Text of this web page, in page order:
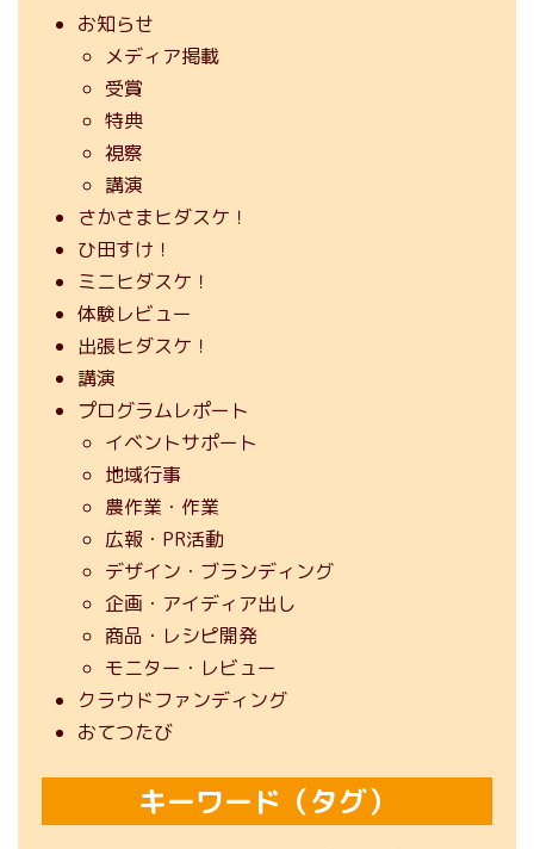
お知らせ
メディア掲載
受賞
特典
視察
講演
さかさまヒダスケ！
ひ田すけ！
ミニヒダスケ！
体験レビュー
出張ヒダスケ！
講演
プログラムレポート
イベントサポート
地域行事
農作業・作業
広報・PR活動
デザイン・ブランディング
企画・アイディア出し
商品・レシピ開発
モニター・レビュー
クラウドファンディング
おてつたび
キーワード（タグ）